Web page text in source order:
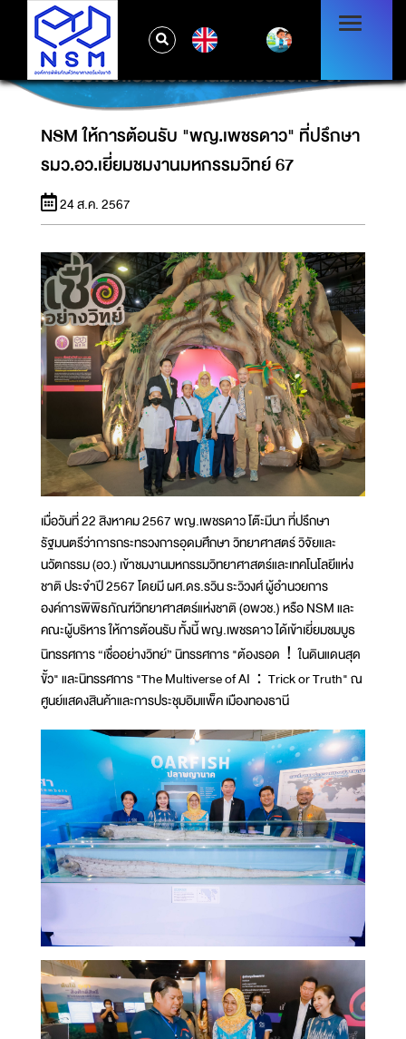
NSM ให้การต้อนรับ "พญ.เพชรดาว" ที่ปรึกษา
รมว.อว.เยี่ยมชมงานมหกรรมวิทย์ 67
NSM ให้การต้อนรับ "พญ.เพชรดาว" ที่ปรึกษา
รมว.อว.เยี่ยมชมงานมหกรรมวิทย์ 67
24 ส.ค. 2567
เมื่อวันที่ 22 สิงหาคม 2567 พญ.เพชรดาว โต๊ะมีนา ที่ปรึกษา
รัฐมนตรีว่าการกระทรวงการอุดมศึกษา วิทยาศาสตร์ วิจัยและ
นวัตกรรม (อว.) เข้าชมงานมหกรรมวิทยาศาสตร์และเทคโนโลยีแห่ง
ชาติ ประจำปี 2567 โดยมี ผศ.ดร.รวิน ระวิวงศ์ ผู้อำนวยการ
องค์การพิพิธภัณฑ์วิทยาศาสตร์แห่งชาติ (อพวช.) หรือ NSM และ
คณะผู้บริหาร ให้การต้อนรับ ทั้งนี้ พญ.เพชรดาว ได้เข้าเยี่ยมชมบูธ
นิทรรศการ “เชื่ออย่างวิทย์” นิทรรศการ "ต้องรอด！ในดินแดนสุด
ขั้ว" และนิทรรศการ "The Multiverse of AI：Trick or Truth" ณ
ศูนย์แสดงสินค้าและการประชุมอิมแพ็ค เมืองทองธานี